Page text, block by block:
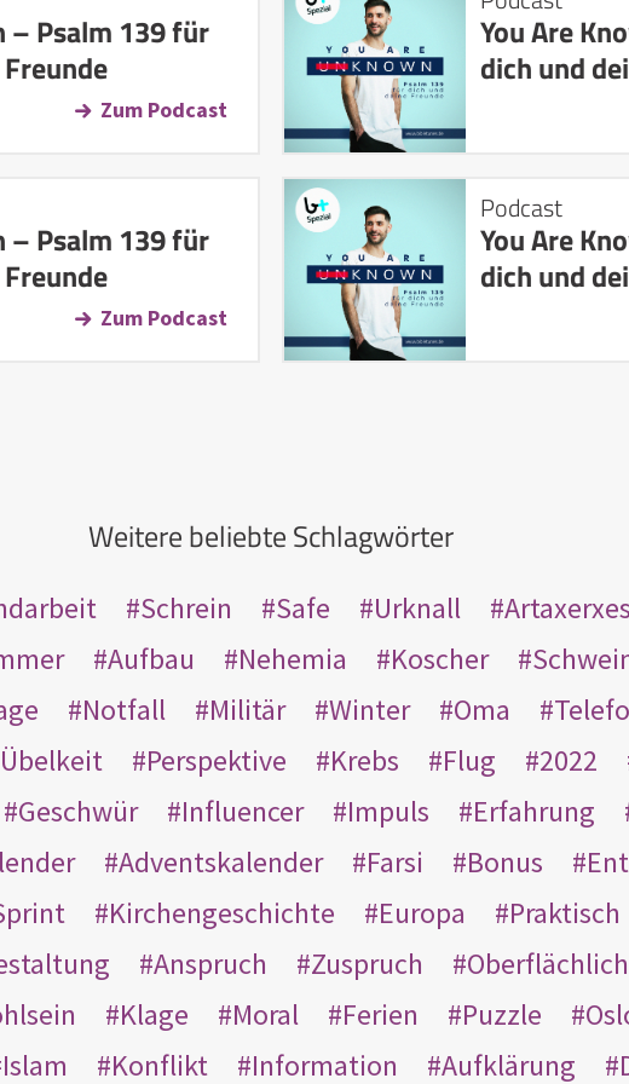
– Psalm 139 für
Zum Podcast
You Are
dich und
– Psalm 139 für
Zum Podcast
Podcast
You Are
dich und
Weitere beliebte Schlagwörter
Schrein Safe Urknall Artaxerxes
Aufbau Nehemia Koscher
Notfall Militär Winter Oma
Übelkeit
Perspektive Krebs Flug 2022
Geschwür
Influencer Impuls Erfahrung
Adventskalender Farsi Bonus
Kirchengeschichte Europa Praktisch
Anspruch Zuspruch Oberflächlich
Klage Moral Ferien Puzzle
Islam
Konflikt Information Aufklärung